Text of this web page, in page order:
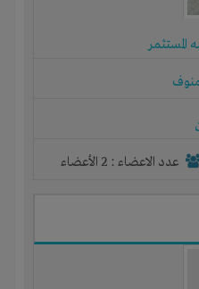
عدد الاعضاء : 2 الأعضاء